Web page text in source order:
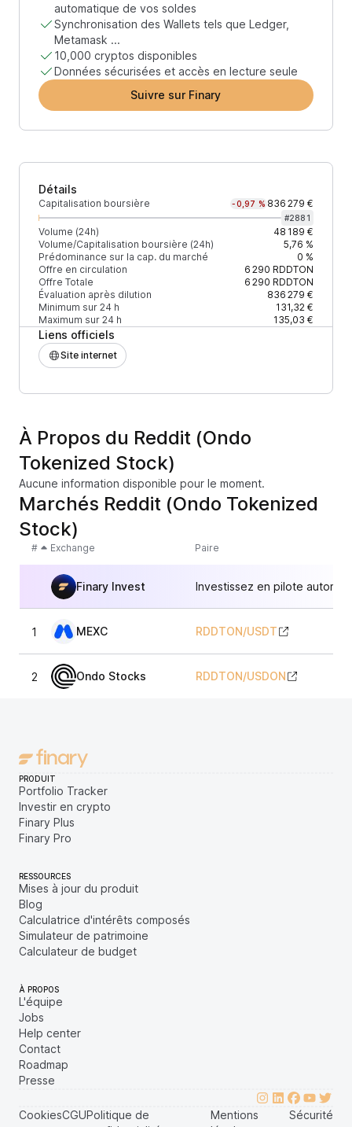
automatique de vos soldes
Synchronisation des Wallets tels que Ledger,
Metamask ...
10,000 cryptos disponibles
Données sécurisées et accès en lecture seule
Suivre sur Finary
Détails
Capitalisation boursière -0,97 % 836 279 €
#2881
Volume (24h)
48 189 €
Volume/Capitalisation boursière (24h)
5,76 %
Prédominance sur la cap. du marché
0 %
Offre en circulation
6 290 RDDTON
Offre Totale
6 290 RDDTON
Évaluation après dilution
836 279 €
Minimum sur 24 h
131,32 €
Maximum sur 24 h
135,03 €
Liens officiels
Site internet
À Propos du Reddit (Ondo
Tokenized Stock)
Aucune information disponible pour le moment.
Marchés Reddit (Ondo Tokenized
Stock)
# Exchange Paire
Finary Invest Investissez en pilote
1 MEXC RDDTON/USDT
2 Ondo Stocks RDDTON/USDON
PRODUIT
Portfolio Tracker
Investir en crypto
Finary Plus
Finary Pro
RESSOURCES
Mises à jour du produit
Blog
Calculatrice d'intérêts composés
Simulateur de patrimoine
Calculateur de budget
À PROPOS
L'équipe
Jobs
Help center
Contact
Roadmap
Presse
CookiesCGUPolitique de
Mentions
Sécurité